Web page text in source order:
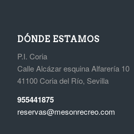
DÓNDE ESTAMOS
P.I. Coria
Calle Alcázar esquina Alfarería 10
41100 Coria del Río, Sevilla
955441875
reservas@mesonrecreo.com